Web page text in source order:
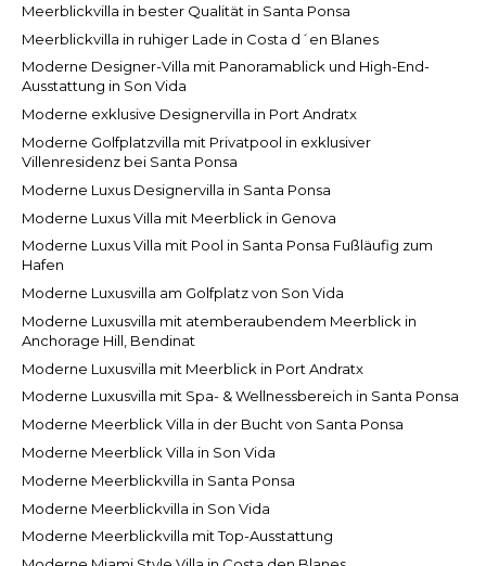
Meerblickvilla in bester Qualität in Santa Ponsa
Meerblickvilla in ruhiger Lade in Costa d´en Blanes
Moderne Designer-Villa mit Panoramablick und High-End-
Ausstattung in Son Vida
Moderne exklusive Designervilla in Port Andratx
Moderne Golfplatzvilla mit Privatpool in exklusiver
Villenresidenz bei Santa Ponsa
Moderne Luxus Designervilla in Santa Ponsa
Moderne Luxus Villa mit Meerblick in Genova
Moderne Luxus Villa mit Pool in Santa Ponsa Fußläufig zum
Hafen
Moderne Luxusvilla am Golfplatz von Son Vida
Moderne Luxusvilla mit atemberaubendem Meerblick in
Anchorage Hill, Bendinat
Moderne Luxusvilla mit Meerblick in Port Andratx
Moderne Luxusvilla mit Spa- & Wellnessbereich in Santa Ponsa
Moderne Meerblick Villa in der Bucht von Santa Ponsa
Moderne Meerblick Villa in Son Vida
Moderne Meerblickvilla in Santa Ponsa
Moderne Meerblickvilla in Son Vida
Moderne Meerblickvilla mit Top-Ausstattung